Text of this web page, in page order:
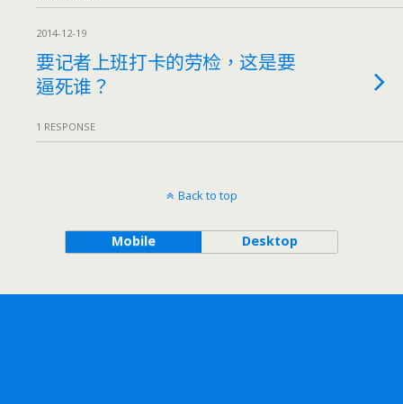
2014-12-19
要记者上班打卡的劳检，这是要
逼死谁？
1 RESPONSE
Back to top
Mobile Desktop